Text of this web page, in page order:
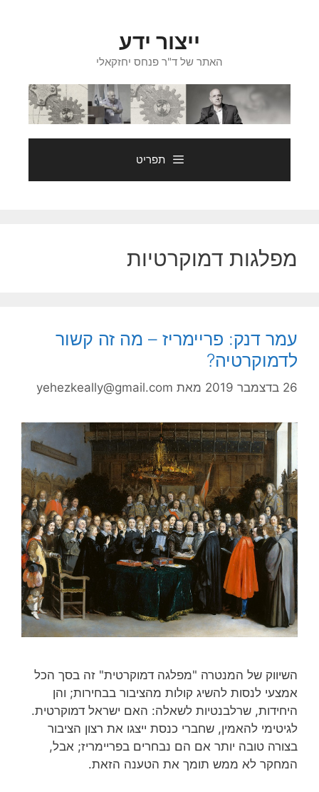
ייצור ידע
האתר של ד"ר פנחס יחזקאלי
תפריט
מפלגות דמוקרטיות
עמר דנק: פריימריז – מה זה קשור
לדמוקרטיה?
26 בדצמבר 2019 מאת yehezkeally@gmail.com
השיווק של המנטרה "מפלגה דמוקרטית" זה בסך הכל
אמצעי לנסות להשיג קולות מהציבור בבחירות; והן
היחידות, שרלבנטיות לשאלה: האם ישראל דמוקרטית.
לגיטימי להאמין, שחברי כנסת ייצגו את רצון הציבור
בצורה טובה יותר אם הם נבחרים בפריימריז; אבל,
המחקר לא ממש תומך את הטענה הזאת.